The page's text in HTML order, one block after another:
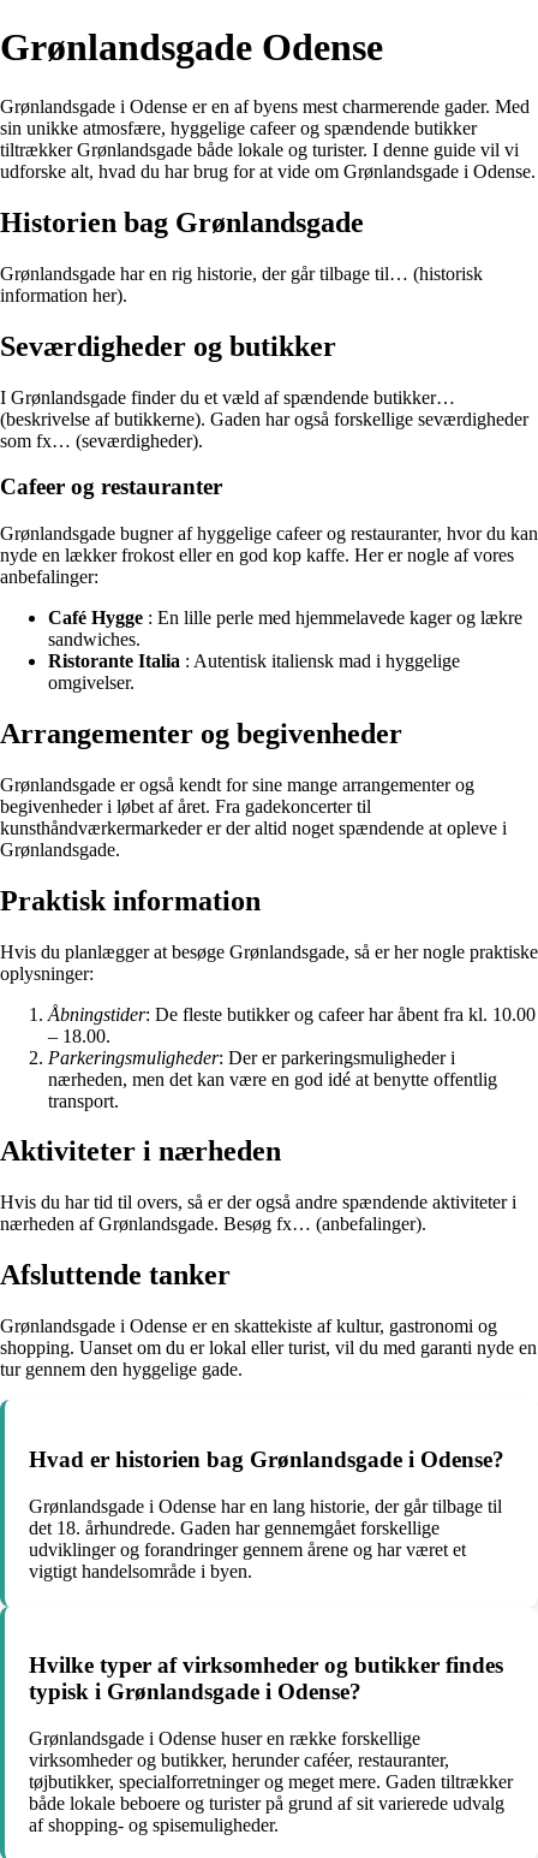
Grønlandsgade Odense
Grønlandsgade i Odense er en af byens mest charmerende gader. Med
sin unikke atmosfære, hyggelige cafeer og spændende butikker
tiltrækker Grønlandsgade både lokale og turister. I denne guide vil vi
udforske alt, hvad du har brug for at vide om Grønlandsgade i Odense.
Historien bag Grønlandsgade
Grønlandsgade har en rig historie, der går tilbage til… (historisk
information her).
Seværdigheder og butikker
I Grønlandsgade finder du et væld af spændende butikker…
(beskrivelse af butikkerne). Gaden har også forskellige seværdigheder
som fx… (seværdigheder).
Cafeer og restauranter
Grønlandsgade bugner af hyggelige cafeer og restauranter, hvor du kan
nyde en lækker frokost eller en god kop kaffe. Her er nogle af vores
anbefalinger:
Café Hygge : En lille perle med hjemmelavede kager og lækre
sandwiches.
Ristorante Italia : Autentisk italiensk mad i hyggelige
omgivelser.
Arrangementer og begivenheder
Grønlandsgade er også kendt for sine mange arrangementer og
begivenheder i løbet af året. Fra gadekoncerter til
kunsthåndværkermarkeder er der altid noget spændende at opleve i
Grønlandsgade.
Praktisk information
Hvis du planlægger at besøge Grønlandsgade, så er her nogle praktiske
oplysninger:
Åbningstider: De fleste butikker og cafeer har åbent fra kl. 10.00
– 18.00.
Parkeringsmuligheder: Der er parkeringsmuligheder i
nærheden, men det kan være en god idé at benytte offentlig
transport.
Aktiviteter i nærheden
Hvis du har tid til overs, så er der også andre spændende aktiviteter i
nærheden af Grønlandsgade. Besøg fx… (anbefalinger).
Afsluttende tanker
Grønlandsgade i Odense er en skattekiste af kultur, gastronomi og
shopping. Uanset om du er lokal eller turist, vil du med garanti nyde en
tur gennem den hyggelige gade.
Hvad er historien bag Grønlandsgade i Odense?
Grønlandsgade i Odense har en lang historie, der går tilbage til
det 18. århundrede. Gaden har gennemgået forskellige
udviklinger og forandringer gennem årene og har været et
vigtigt handelsområde i byen.
Hvilke typer af virksomheder og butikker findes
typisk i Grønlandsgade i Odense?
Grønlandsgade i Odense huser en række forskellige
virksomheder og butikker, herunder caféer, restauranter,
tøjbutikker, specialforretninger og meget mere. Gaden tiltrækker
både lokale beboere og turister på grund af sit varierede udvalg
af shopping- og spisemuligheder.